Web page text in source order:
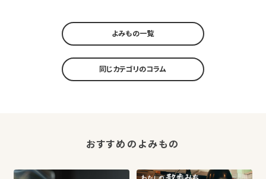
よみもの一覧
同じカテゴリのコラム
おすすめのよみもの